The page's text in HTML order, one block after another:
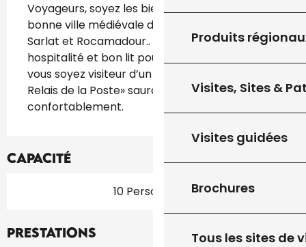
Produits
Visites, Sites &
Visites guidées
Brochures
Tous les sites de
Voyageurs, soyez les bienvenus en notre
bonne ville médiévale de Gourdon, entre
Sarlat et Rocamadour.. Vous y trouverez
hospitalité et bon lit pour sommeiller. Que
vous soyez visiteur d’un jour ou de plus, « Le
Relais de la Poste» saura vous accueillir
confortablement.
Capacité
10 Personne(s)
Prestations